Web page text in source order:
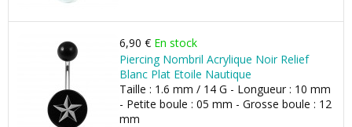
6,90 € En stock
Piercing Nombril Acrylique Noir Relief
Blanc Plat Etoile Nautique
Taille : 1.6 mm / 14 G - Longueur : 10 mm
- Petite boule : 05 mm - Grosse boule : 12
mm